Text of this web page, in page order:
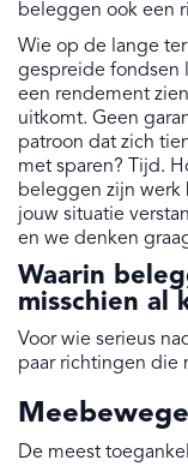
beleggen ook een
Wie op de lange
gespreide fondsen
een rendement
uitkomt. Geen
patroon dat zich
met sparen? Tijd.
beleggen zijn werk
jouw situatie
en we denken
Waarin
misschien al
Voor wie serieus
paar richtingen die
De meest